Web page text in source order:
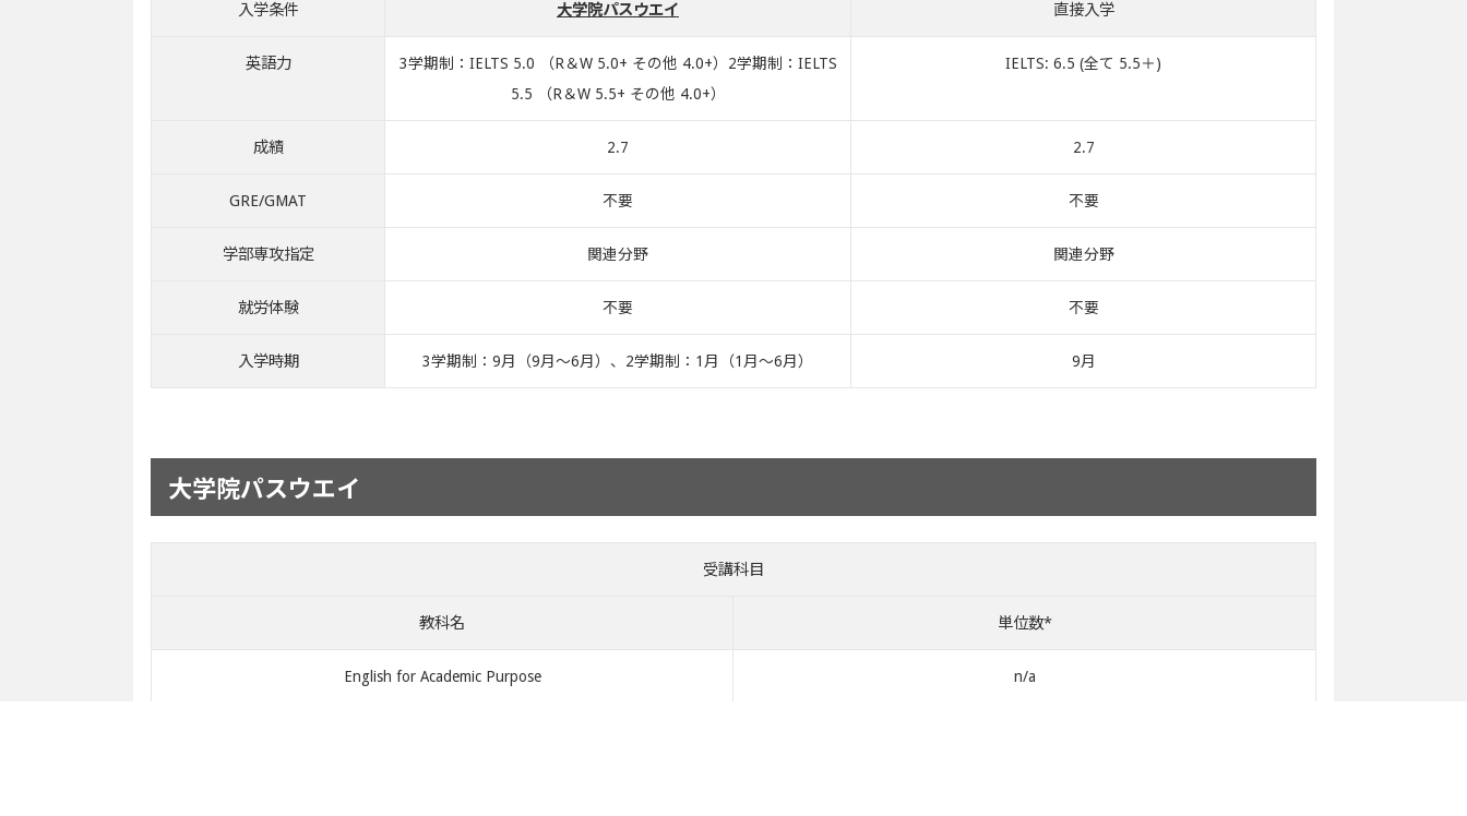
入学条件 大学院パスウエイ 直接入学
英語力
3学期制：IELTS 5.0 （R＆W 5.0+ その他 4.0+）2学期制：IELTS
5.5 （R＆W 5.5+ その他 4.0+）
IELTS: 6.5 (全て 5.5＋)
成績 2.7 2.7
GRE/GMAT 不要 不要
学部専攻指定 関連分野 関連分野
就労体験 不要 不要
入学時期 3学期制：9月（9月～6月）、2学期制：1月（1月～6月） 9月
大学院パスウエイ
受講科目
教科名 単位数*
English for Academic Purpose n/a